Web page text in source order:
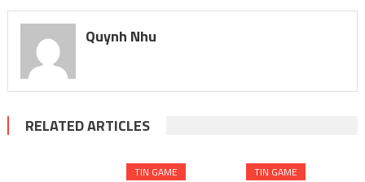
Quynh Nhu
RELATED ARTICLES
TIN GAME TIN GAME